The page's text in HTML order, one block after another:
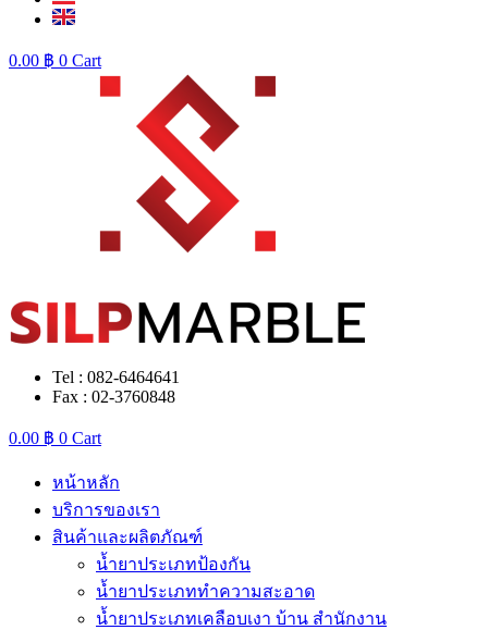
0.00 ฿ 0 Cart
Tel : 082-6464641
Fax : 02-3760848
0.00 ฿ 0 Cart
หน้าหลัก
บริการของเรา
สินค้าและผลิตภัณฑ์
น้ำยาประเภทป้องกัน
น้ำยาประเภททำความสะอาด
น้ำยาประเภทเคลือบเงา บ้าน สำนักงาน